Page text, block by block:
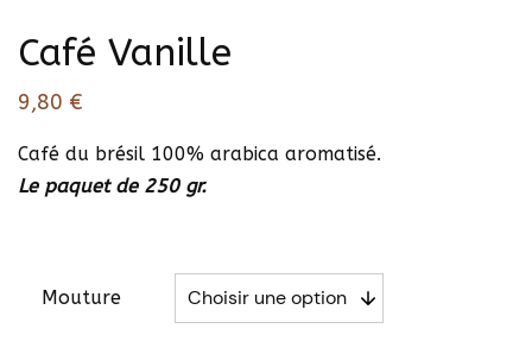
Café Vanille
9,80 €
Café du brésil 100% arabica aromatisé.
Le paquet de 250 gr.
Mouture